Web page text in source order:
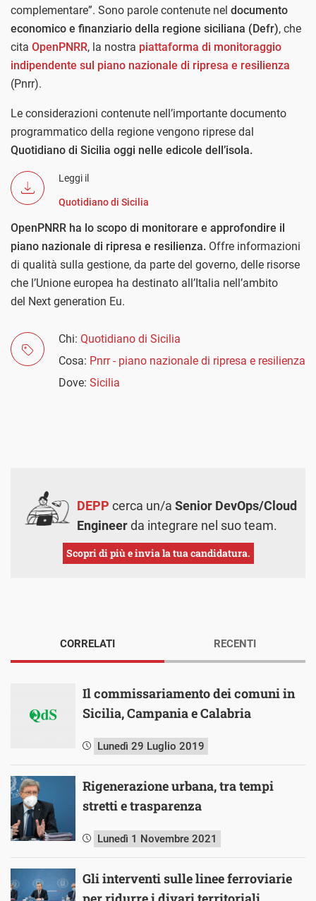
complementare”. Sono parole contenute nel documento
economico e finanziario della regione siciliana (Defr), che
cita OpenPNRR, la nostra piattaforma di monitoraggio
indipendente sul piano nazionale di ripresa e resilienza
(Pnrr).
Le considerazioni contenute nell’importante documento
programmatico della regione vengono riprese dal
Quotidiano di Sicilia oggi nelle edicole dell’isola.
Leggi il
Quotidiano di Sicilia
OpenPNRR ha lo scopo di monitorare e approfondire il
piano nazionale di ripresa e resilienza. Offre informazioni
di qualità sulla gestione, da parte del governo, delle risorse
che l’Unione europea ha destinato all’Italia nell’ambito
del Next generation Eu.
Chi: Quotidiano di Sicilia
Cosa: Pnrr - piano nazionale di ripresa e resilienza
Dove: Sicilia
DEPP cerca un/a Senior DevOps/Cloud
Engineerda integrare nel suo team.
Scopri di più e invia la tua candidatura.
CORRELATI
Il commissariamento dei comuni in
Sicilia, Campania e Calabria
Lunedì 29 Luglio 2019
Rigenerazione urbana, tra tempi
stretti e trasparenza
Lunedì 1 Novembre 2021
Gli interventi sulle linee ferroviarie
RECENTI